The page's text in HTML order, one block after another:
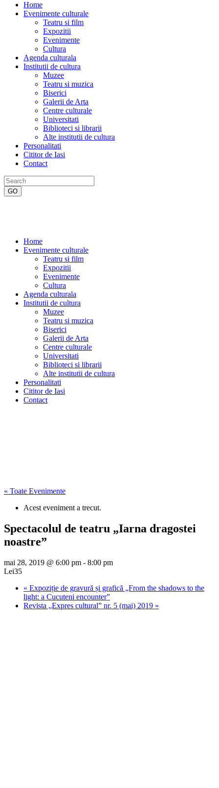
Home
Evenimente culturale
Teatru si film
Expozitii
Evenimente
Cultura
Agenda culturala
Institutii de cultura
Muzee
Teatru si muzica
Biserici
Galerii de Arta
Centre culturale
Universitati
Biblioteci si librarii
Alte institutii de cultura
Personalitati
Cititor de Iasi
Contact
Home
Evenimente culturale
Teatru si film
Expozitii
Evenimente
Cultura
Agenda culturala
Institutii de cultura
Muzee
Teatru si muzica
Biserici
Galerii de Arta
Centre culturale
Universitati
Biblioteci si librarii
Alte institutii de cultura
Personalitati
Cititor de Iasi
Contact
« Toate Evenimente
Acest eveniment a trecut.
Spectacolul de teatru „Iarna dragostei
noastre”
mai 28, 2019 @ 6:00 pm - 8:00 pm
Lei35
« Expoziție de gravură și grafică „From the shadows to the
light: a Cucuteni encounter”
Revista „Expres cultural” nr. 5 (mai) 2019 »